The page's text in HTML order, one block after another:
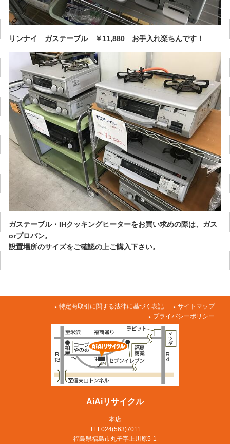
リンナイ ガステーブル ￥11,880 お手入れ楽ちんです！
ガステーブル・IHクッキングヒーターをお買い求めの際は、ガス
orプロパン。
設置場所のサイズをご確認の上ご購入下さい。
特定商取引に関する法律に基づく表記
サイトマップ
プライバシーポリシー
AiAiリサイクル
本店
TEL024(563)7011
福島県福島市丸子字上川原5-1